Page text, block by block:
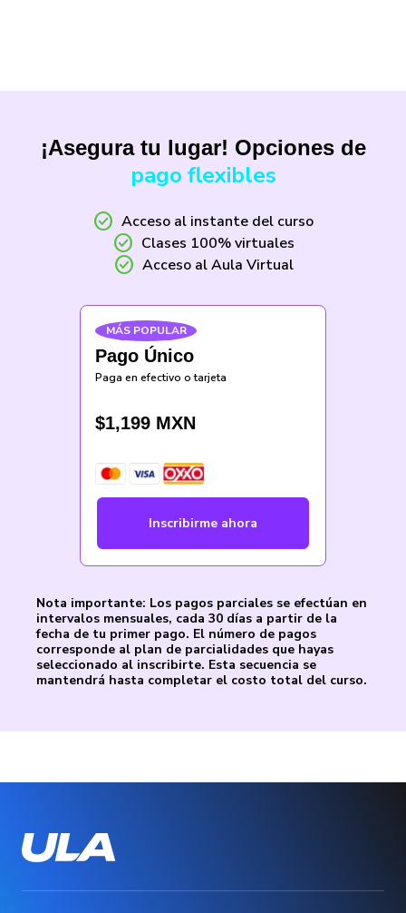
¡Asegura tu lugar! Opciones de
pago flexibles
check_circle Acceso al instante del curso
check_circle Clases 100% virtuales
check_circle Acceso al Aula Virtual
MÁS POPULAR
Pago Único
Paga en efectivo o tarjeta
$1,199 MXN
Inscribirme ahora
Nota importante: Los pagos parciales se efectúan en
intervalos mensuales, cada 30 días a partir de la
fecha de tu primer pago. El número de pagos
corresponde al plan de parcialidades que hayas
seleccionado al inscribirte. Esta secuencia se
mantendrá hasta completar el costo total del curso.